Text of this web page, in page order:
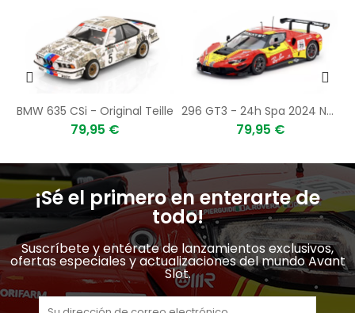
BMW 635 CSi - Original Teille
79,95 €
296 GT3 - 24h Spa 2024 No. 71 Slot Car
79,95 €
¡Sé el primero en enterarte de
todo!
Suscríbete y entérate de lanzamientos exclusivos,
ofertas especiales y actualizaciones del mundo Avant
Slot.